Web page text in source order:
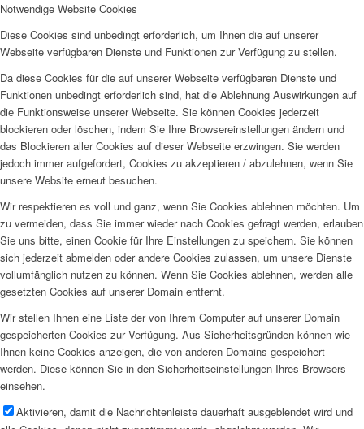
Notwendige Website Cookies
Diese Cookies sind unbedingt erforderlich, um Ihnen die auf unserer
Webseite verfügbaren Dienste und Funktionen zur Verfügung zu stellen.
Da diese Cookies für die auf unserer Webseite verfügbaren Dienste und
Funktionen unbedingt erforderlich sind, hat die Ablehnung Auswirkungen auf
die Funktionsweise unserer Webseite. Sie können Cookies jederzeit
blockieren oder löschen, indem Sie Ihre Browsereinstellungen ändern und
das Blockieren aller Cookies auf dieser Webseite erzwingen. Sie werden
jedoch immer aufgefordert, Cookies zu akzeptieren / abzulehnen, wenn Sie
unsere Website erneut besuchen.
Wir respektieren es voll und ganz, wenn Sie Cookies ablehnen möchten. Um
zu vermeiden, dass Sie immer wieder nach Cookies gefragt werden, erlauben
Sie uns bitte, einen Cookie für Ihre Einstellungen zu speichern. Sie können
sich jederzeit abmelden oder andere Cookies zulassen, um unsere Dienste
vollumfänglich nutzen zu können. Wenn Sie Cookies ablehnen, werden alle
gesetzten Cookies auf unserer Domain entfernt.
Wir stellen Ihnen eine Liste der von Ihrem Computer auf unserer Domain
gespeicherten Cookies zur Verfügung. Aus Sicherheitsgründen können wie
Ihnen keine Cookies anzeigen, die von anderen Domains gespeichert
werden. Diese können Sie in den Sicherheitseinstellungen Ihres Browsers
einsehen.
Aktivieren, damit die Nachrichtenleiste dauerhaft ausgeblendet wird und